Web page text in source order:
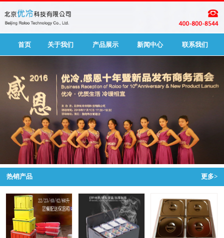
首页 关于我们 产品展示 新闻中心 联系我们
热销产品 更多>